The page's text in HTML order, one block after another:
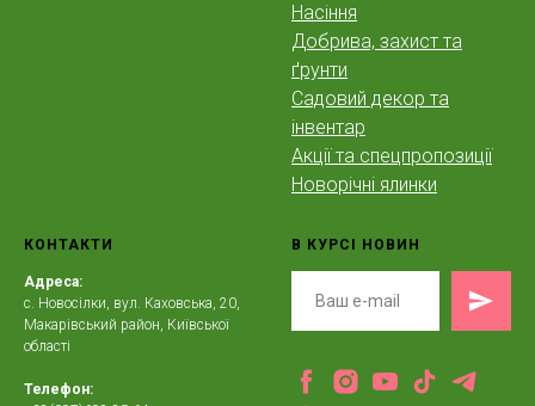
Насіння
Добрива, захист та
ґрунти
Садовий декор та
інвентар
Акції та спецпропозиції
Новорічні ялинки
КОНТАКТИ
Адреса:
с. Новосілки, вул. Каховська, 20,
Макарівський район, Київської
області
Телефон:
В КУРСІ НОВИН